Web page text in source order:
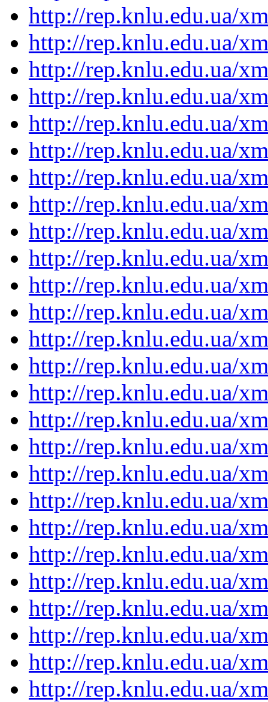
http://rep.knlu.edu.ua/
http://rep.knlu.edu.ua/
http://rep.knlu.edu.ua/
http://rep.knlu.edu.ua/
http://rep.knlu.edu.ua/
http://rep.knlu.edu.ua/
http://rep.knlu.edu.ua/
http://rep.knlu.edu.ua/
http://rep.knlu.edu.ua/
http://rep.knlu.edu.ua/
http://rep.knlu.edu.ua/
http://rep.knlu.edu.ua/
http://rep.knlu.edu.ua/
http://rep.knlu.edu.ua/
http://rep.knlu.edu.ua/
http://rep.knlu.edu.ua/
http://rep.knlu.edu.ua/
http://rep.knlu.edu.ua/
http://rep.knlu.edu.ua/
http://rep.knlu.edu.ua/
http://rep.knlu.edu.ua/
http://rep.knlu.edu.ua/
http://rep.knlu.edu.ua/
http://rep.knlu.edu.ua/
http://rep.knlu.edu.ua/
http://rep.knlu.edu.ua/